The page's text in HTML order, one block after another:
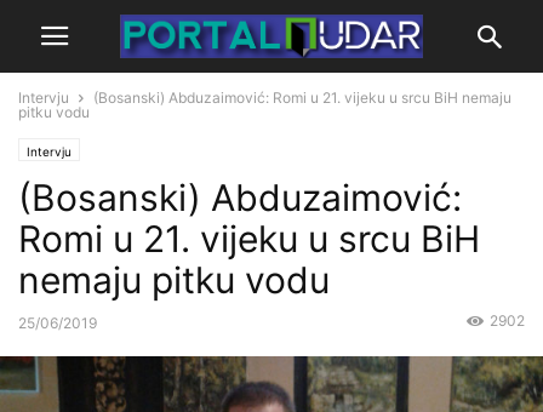
Intervju
(Bosanski) Abduzaimović: Romi u 21. vijeku u srcu BiH nemaju
pitku vodu
Intervju
(Bosanski) Abduzaimović:
Romi u 21. vijeku u srcu BiH
nemaju pitku vodu
25/06/2019 2902